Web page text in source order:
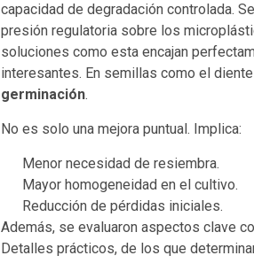
capacidad de degradación controlada.
presión regulatoria sobre los
soluciones como esta encajan
interesantes. En semillas como el
germinación.
No es solo una mejora puntual. Implica:
Menor necesidad de resiembra.
Mayor homogeneidad en el cultivo.
Reducción de pérdidas iniciales.
Además, se evaluaron aspectos clave
Detalles prácticos, de los que